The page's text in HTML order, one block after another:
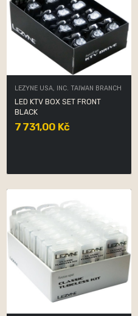
LEZYNE USA, INC. TAIWAN BRANCH
LED KTV BOX SET FRONT
BLACK
7 731,00 Kč